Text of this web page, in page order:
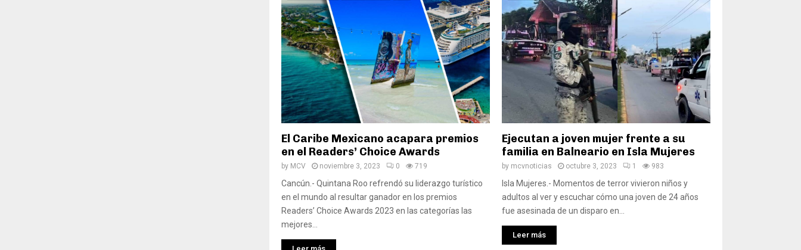
El Caribe Mexicano acapara premios
en el Readers’ Choice Awards
by MCV noviembre 3, 2023 0 719
Cancún.- Quintana Roo refrendó su liderazgo turístico
en el mundo al resultar ganador en los premios
Readers’ Choice Awards 2023 en las categorías las
mejores...
Ejecutan a joven mujer frente a su
familia en Balneario en Isla Mujeres
by mcvnoticias octubre 3, 2023 1 983
Isla Mujeres.- Momentos de terror vivieron niños y
adultos al ver y escuchar cómo una joven de 24 años
fue asesinada de un disparo en...
Leer más